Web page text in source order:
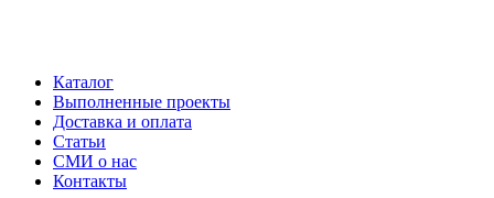
Каталог
Выполненные проекты
Доставка и оплата
Статьи
СМИ о нас
Контакты